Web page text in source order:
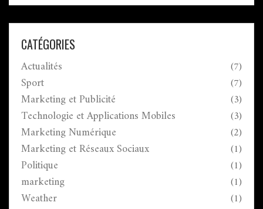
un coût relativement faible. De plus, il permet une
communication personnalisée et aide à construire des
relations durables avec les clients. En fin de compte,
le marketing par e-mail peut générer un retour sur
investissement élevé pour les entreprises.
CATÉGORIES
Actualités (7)
Sport (7)
Marketing et Publicité (3)
Technologie et Applications Mobiles (3)
Marketing Numérique (2)
Marketing et Réseaux Sociaux (1)
Politique (1)
marketing (1)
Weather (1)